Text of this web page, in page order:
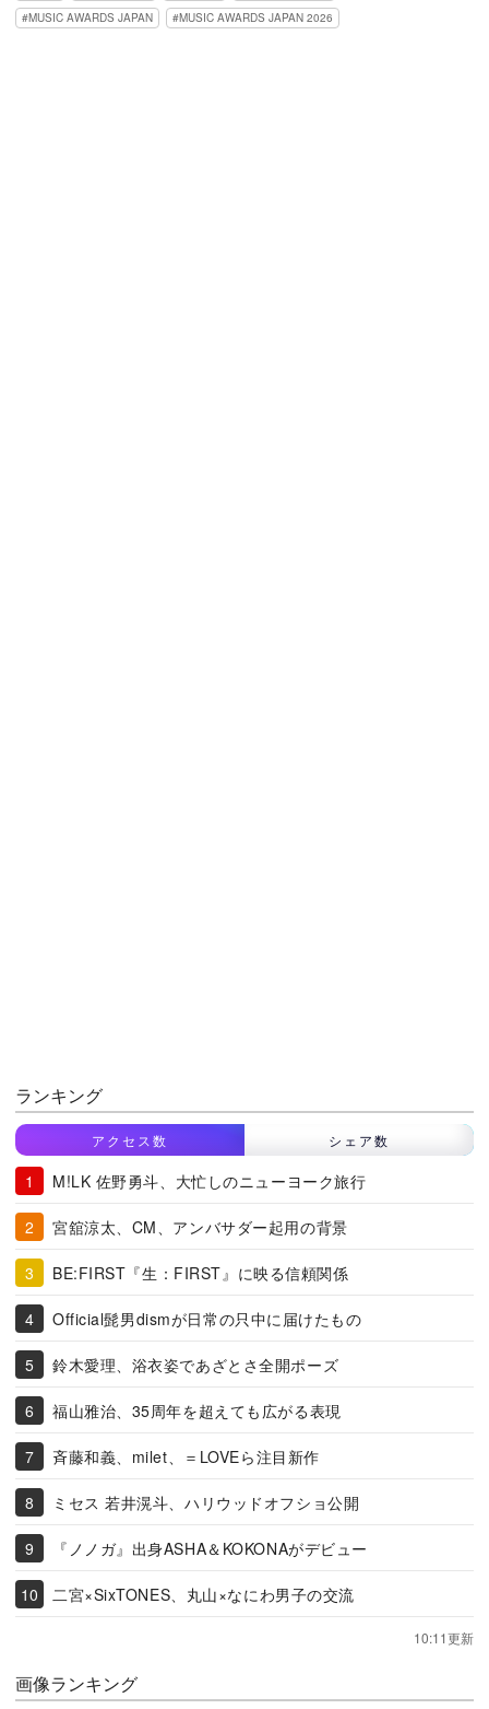
MUSIC AWARDS JAPAN
MUSIC AWARDS JAPAN 2026
ランキング
アクセス数 シェア数
M!LK 佐野勇斗、大忙しのニューヨーク旅行
宮舘涼太、CM、アンバサダー起用の背景
BE:FIRST『生：FIRST』に映る信頼関係
Official髭男dismが日常の只中に届けたもの
鈴木愛理、浴衣姿であざとさ全開ポーズ
福山雅治、35周年を超えても広がる表現
斉藤和義、milet、＝LOVEら注目新作
ミセス 若井滉斗、ハリウッドオフショ公開
『ノノガ』出身ASHA＆KOKONAがデビュー
二宮×SixTONES、丸山×なにわ男子の交流
10:11更新
画像ランキング